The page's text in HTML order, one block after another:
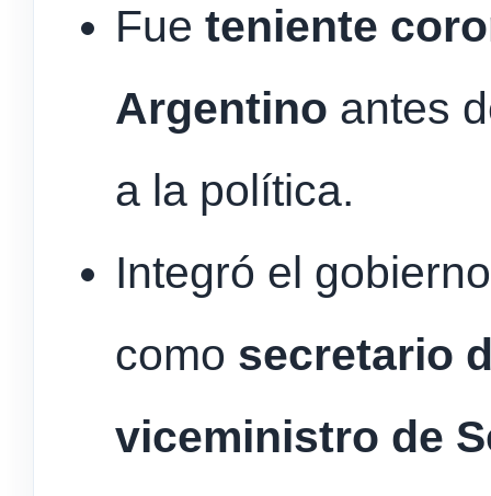
Fue teniente
Argentino antes
a la política.
Integró el
como secretario
viceministro de